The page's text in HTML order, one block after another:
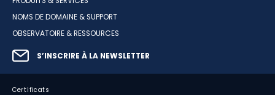
NOMS DE DOMAINE & SUPPORT
OBSERVATOIRE & RESSOURCES
S’INSCRIRE À LA NEWSLETTER
Certificats